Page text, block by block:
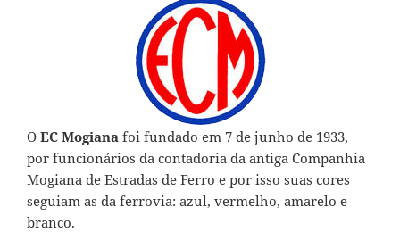
O EC Mogiana foi fundado em 7 de junho de 1933,
por funcionários da contadoria da antiga Companhia
Mogiana de Estradas de Ferro e por isso suas cores
seguiam as da ferrovia: azul, vermelho, amarelo e
branco.